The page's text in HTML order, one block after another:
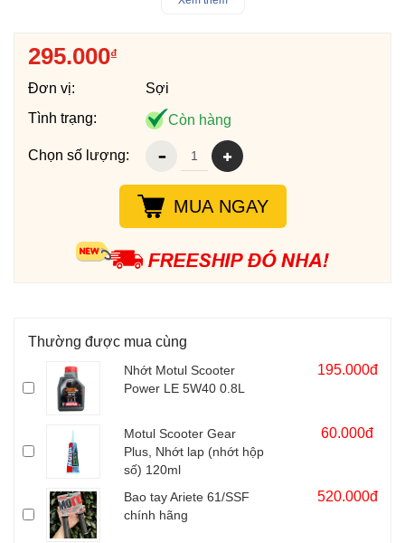
cả ngành oto và xe máy.
thiết kế chịu nhiệt cao, tăng tuổi thọ sản phẩm, truyền động
mượt mà, êm ái rất tối ưu cho khả năng vận hành.
Dây curoa Mitsuboshi Vario 160, PCX 160 (MVSB0052) được
sản xuất tại Indonesia, sản phẩm được bảo hành 1 năm.
295.000₫
Đơn vị:
Sợi
Tình trạng:
Còn hàng
Chọn số lượng:
MUA NGAY
Thường được mua cùng
Nhớt Motul Scooter
Power LE 5W40 0.8L
195.000đ
Motul Scooter Gear
Plus, Nhớt lap (nhớt hộp
số) 120ml
60.000đ
Bao tay Ariete 61/SSF
chính hãng
520.000đ